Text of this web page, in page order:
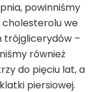
powinniśmy
cholesterolu we
trójglicerydów –
również
do pięciu lat, a
piersiowej.